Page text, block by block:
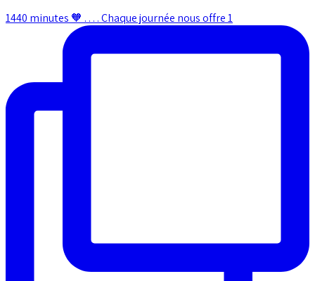
1440 minutes 🧡 . . . . Chaque journée nous offre 1